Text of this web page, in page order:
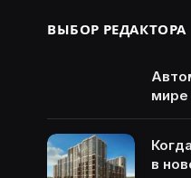
ВЫБОР РЕДАКТОРА
мире
в